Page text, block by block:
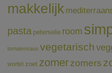
makkelijk
pasta peterselie room
tomatensaus vegetarisch
wortel zoet zomerzomers